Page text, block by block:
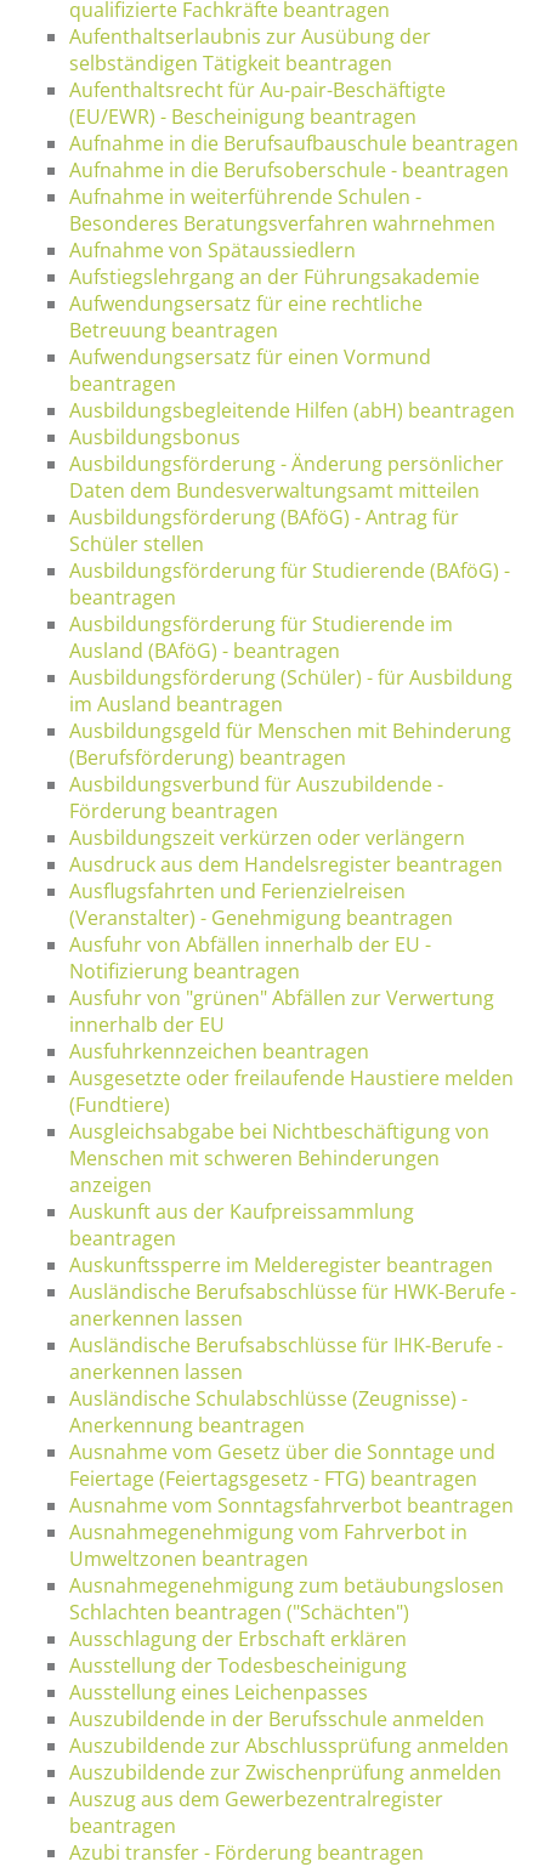
qualifizierte Fachkräfte beantragen
Aufenthaltserlaubnis zur Ausübung der
selbständigen Tätigkeit beantragen
Aufenthaltsrecht für Au-pair-Beschäftigte
(EU/EWR) - Bescheinigung beantragen
Aufnahme in die Berufsaufbauschule beantragen
Aufnahme in die Berufsoberschule - beantragen
Aufnahme in weiterführende Schulen -
Besonderes Beratungsverfahren wahrnehmen
Aufnahme von Spätaussiedlern
Aufstiegslehrgang an der Führungsakademie
Aufwendungsersatz für eine rechtliche
Betreuung beantragen
Aufwendungsersatz für einen Vormund
beantragen
Ausbildungsbegleitende Hilfen (abH) beantragen
Ausbildungsbonus
Ausbildungsförderung - Änderung persönlicher
Daten dem Bundesverwaltungsamt mitteilen
Ausbildungsförderung (BAföG) - Antrag für
Schüler stellen
Ausbildungsförderung für Studierende (BAföG) -
beantragen
Ausbildungsförderung für Studierende im
Ausland (BAföG) - beantragen
Ausbildungsförderung (Schüler) - für Ausbildung
im Ausland beantragen
Ausbildungsgeld für Menschen mit Behinderung
(Berufsförderung) beantragen
Ausbildungsverbund für Auszubildende -
Förderung beantragen
Ausbildungszeit verkürzen oder verlängern
Ausdruck aus dem Handelsregister beantragen
Ausflugsfahrten und Ferienzielreisen
(Veranstalter) - Genehmigung beantragen
Ausfuhr von Abfällen innerhalb der EU -
Notifizierung beantragen
Ausfuhr von "grünen" Abfällen zur Verwertung
innerhalb der EU
Ausfuhrkennzeichen beantragen
Ausgesetzte oder freilaufende Haustiere melden
(Fundtiere)
Ausgleichsabgabe bei Nichtbeschäftigung von
Menschen mit schweren Behinderungen
anzeigen
Auskunft aus der Kaufpreissammlung
beantragen
Auskunftssperre im Melderegister beantragen
Ausländische Berufsabschlüsse für HWK-Berufe -
anerkennen lassen
Ausländische Berufsabschlüsse für IHK-Berufe -
anerkennen lassen
Ausländische Schulabschlüsse (Zeugnisse) -
Anerkennung beantragen
Ausnahme vom Gesetz über die Sonntage und
Feiertage (Feiertagsgesetz - FTG) beantragen
Ausnahme vom Sonntagsfahrverbot beantragen
Ausnahmegenehmigung vom Fahrverbot in
Umweltzonen beantragen
Ausnahmegenehmigung zum betäubungslosen
Schlachten beantragen ("Schächten")
Ausschlagung der Erbschaft erklären
Ausstellung der Todesbescheinigung
Ausstellung eines Leichenpasses
Auszubildende in der Berufsschule anmelden
Auszubildende zur Abschlussprüfung anmelden
Auszubildende zur Zwischenprüfung anmelden
Auszug aus dem Gewerbezentralregister
beantragen
Azubi transfer - Förderung beantragen